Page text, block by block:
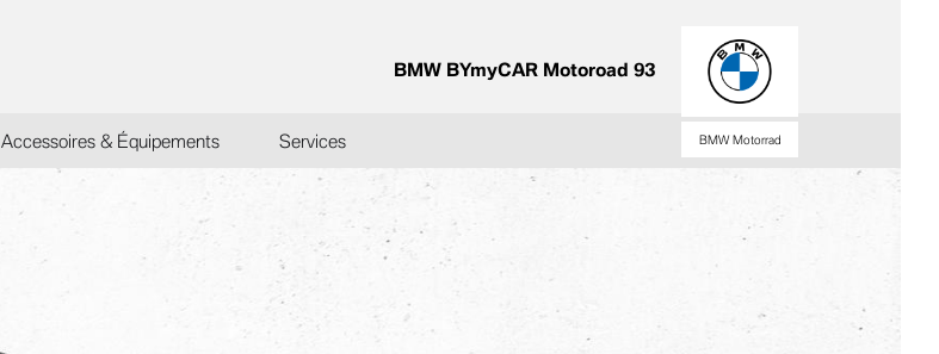
BMW BYmyCAR Motoroad 93
BMW Motorrad
Accessoires & Équipements Services